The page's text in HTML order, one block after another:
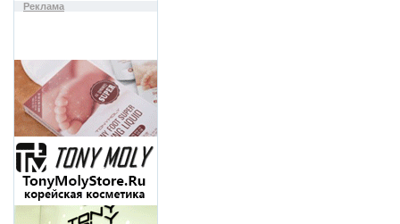
Реклама